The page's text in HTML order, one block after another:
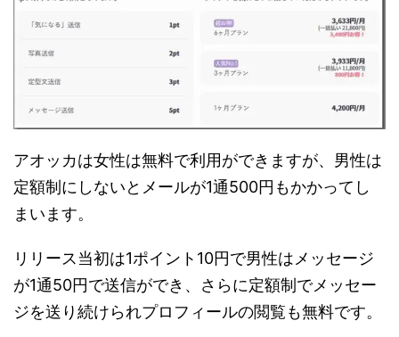
アオッカは女性は無料で利用ができますが、男性は
定額制にしないとメールが1通500円もかかってし
まいます。
リリース当初は1ポイント10円で男性はメッセージ
が1通50円で送信ができ、さらに定額制でメッセー
ジを送り続けられプロフィールの閲覧も無料です。